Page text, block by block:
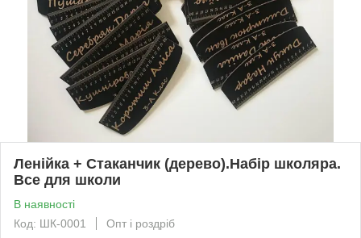
Ленійка + Стаканчик (дерево).Набір школяра.
Все для школи
В наявності
Код: ШК-0001
Опт і роздріб